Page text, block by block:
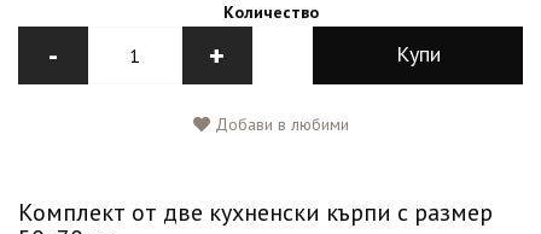
Количество
- + Купи
Добави в любими
Комплект от две кухненски кърпи с размер